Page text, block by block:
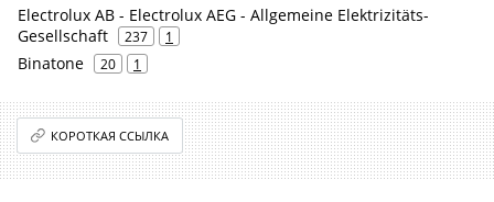
Electrolux AB - Electrolux AEG - Allgemeine Elektrizitäts-
Gesellschaft
237 1
Binatone 20 1
КОРОТКАЯ ССЫЛКА